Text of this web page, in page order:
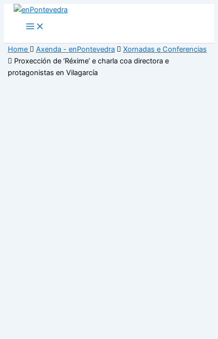
Main
Menu
Home Axenda - enPontevedra
Xornadas e Conferencias
Proxección de ‘Réxime’ e charla coa directora e
protagonistas en Vilagarcía